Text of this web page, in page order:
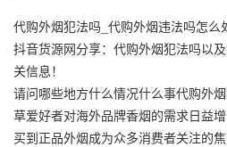
代购外烟犯法吗_代购外烟违法吗怎么
抖音货源网分享：代购外烟犯法吗以
关信息！
请问哪些地方什么情况什么事代购外
草爱好者对海外品牌香烟的需求日益
买到正品外烟成为众多消费者关注的